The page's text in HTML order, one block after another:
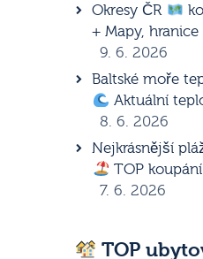
Okresy ČR
+ Mapy,
9. 6. 2026
Baltské moře
Aktuální
8. 6. 2026
Nejkrásnější
TOP
7. 6. 2026
TOP